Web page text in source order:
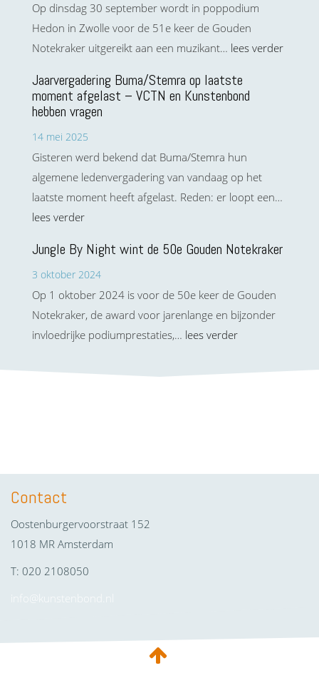
Op dinsdag 30 september wordt in poppodium
Hedon in Zwolle voor de 51e keer de Gouden
Notekraker uitgereikt aan een muzikant… lees verder
Jaarvergadering Buma/Stemra op laatste
moment afgelast – VCTN en Kunstenbond
hebben vragen
14 mei 2025
Gisteren werd bekend dat Buma/Stemra hun
algemene ledenvergadering van vandaag op het
laatste moment heeft afgelast. Reden: er loopt een…
lees verder
Jungle By Night wint de 50e Gouden Notekraker
3 oktober 2024
Op 1 oktober 2024 is voor de 50e keer de Gouden
Notekraker, de award voor jarenlange en bijzonder
invloedrijke podiumprestaties,… lees verder
Contact
Oostenburgervoorstraat 152
1018 MR Amsterdam
T: 020 2108050
info@kunstenbond.nl